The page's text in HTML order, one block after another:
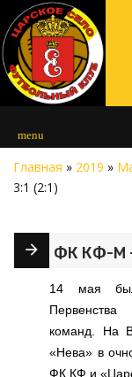
menu
Главная » 2019 »
3:1 (2:1)
ФК КФ-М
14 мая
команд. На
«Нева» в
ФК КФ и